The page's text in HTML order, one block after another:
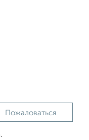
Пожаловаться